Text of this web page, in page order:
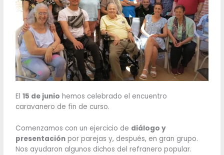
El15 de junio hemos celebrado el encuentro
caravanero de fin de curso.
Comenzamos con un ejercicio de diálogo y
presentación por parejas y, después, en gran grupo.
Nos ayudaron algunos dichos del refranero popular.